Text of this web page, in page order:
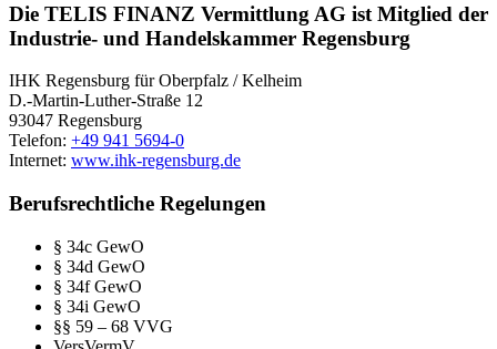
Die TELIS FINANZ Vermittlung AG ist Mitglied der
Industrie- und Handelskammer Regensburg
IHK Regensburg für Oberpfalz / Kelheim
D.-Martin-Luther-Straße 12
93047 Regensburg
Telefon: +49 941 5694-0
Internet: www.ihk-regensburg.de
Berufsrechtliche Regelungen
§ 34c GewO
§ 34d GewO
§ 34f GewO
§ 34i GewO
§§ 59 – 68 VVG